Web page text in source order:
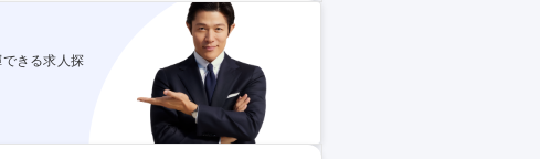
等のデザイン企画・提案 ■版権元とのデザイン
作成 ■量産指示 募集職種 未経験が
案件増
きる求人探